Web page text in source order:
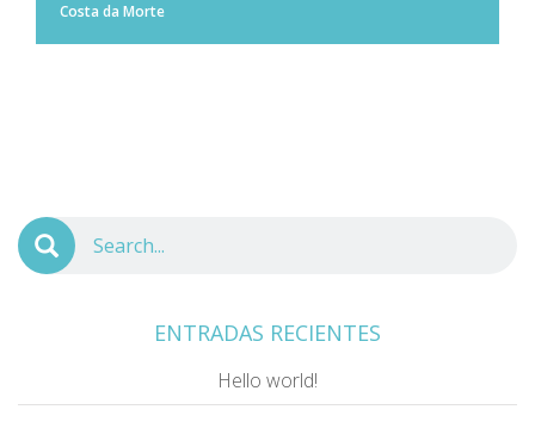
Costa da Morte
ENTRADAS RECIENTES
Hello world!